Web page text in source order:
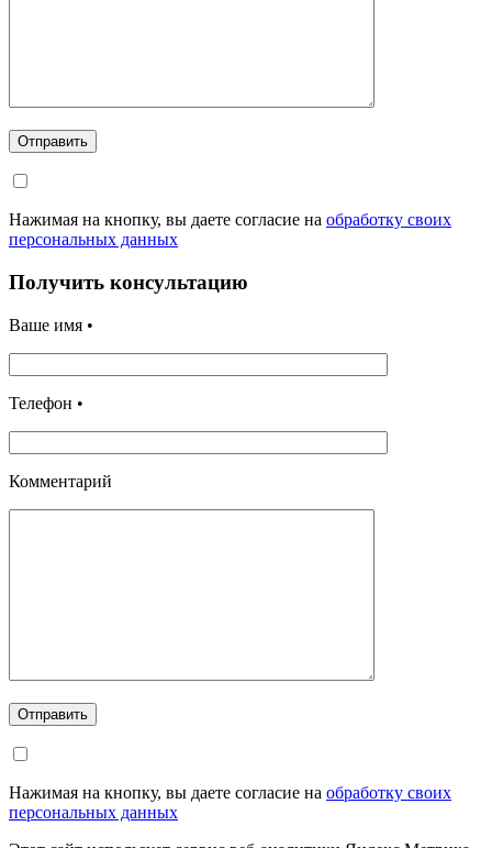
Отправить
Нажимая на кнопку, вы даете согласие на обработку своих
персональных данных
Получить консультацию
Ваше имя •
Телефон •
Комментарий
Отправить
Нажимая на кнопку, вы даете согласие на обработку своих
персональных данных